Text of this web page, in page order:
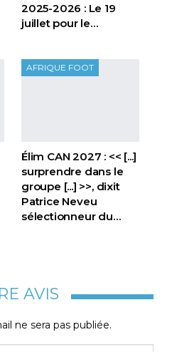
2025-2026 : Le 19
juillet pour le…
AFRIQUE FOOT
Élim CAN 2027 : << [...]
surprendre dans le
groupe [...] >>, dixit
Patrice Neveu
sélectionneur du…
AVIS
ne sera pas publiée.